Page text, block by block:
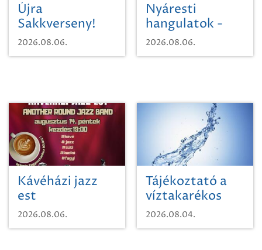
Újra
Sakkverseny!
2026.08.06.
Nyáresti
hangulatok -
Mágnás Miska
2026.08.06.
Kávéházi jazz
est
2026.08.06.
Tájékoztató a
víztakarékos
vízhasználatról
2026.08.04.